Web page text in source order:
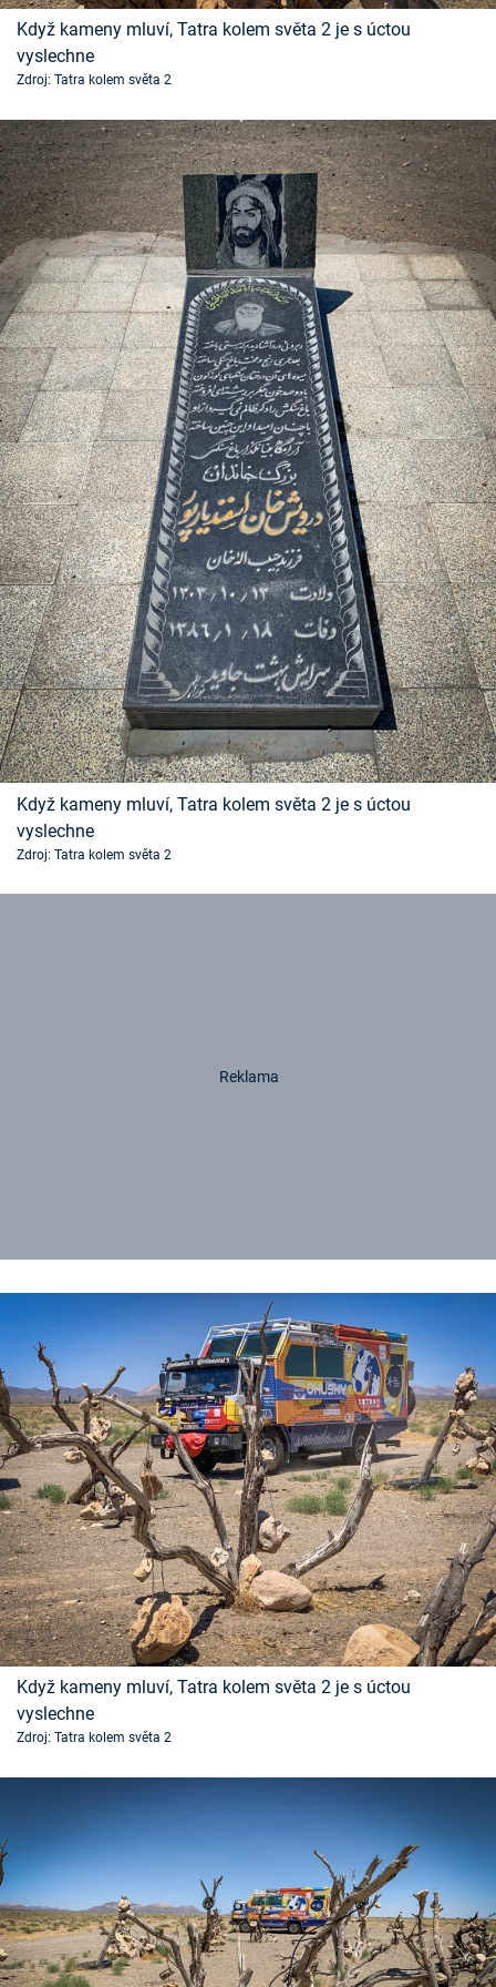
Časopis
Sledujte prima+
Přihlášení
Sledujte nás
Když kameny mluví, Tatra kolem světa 2 je s úctou
vyslechne
Zdroj: Tatra kolem světa 2
Když kameny mluví, Tatra kolem světa 2 je s úctou
vyslechne
Zdroj: Tatra kolem světa 2
Když kameny mluví, Tatra kolem světa 2 je s úctou
vyslechne
Zdroj: Tatra kolem světa 2